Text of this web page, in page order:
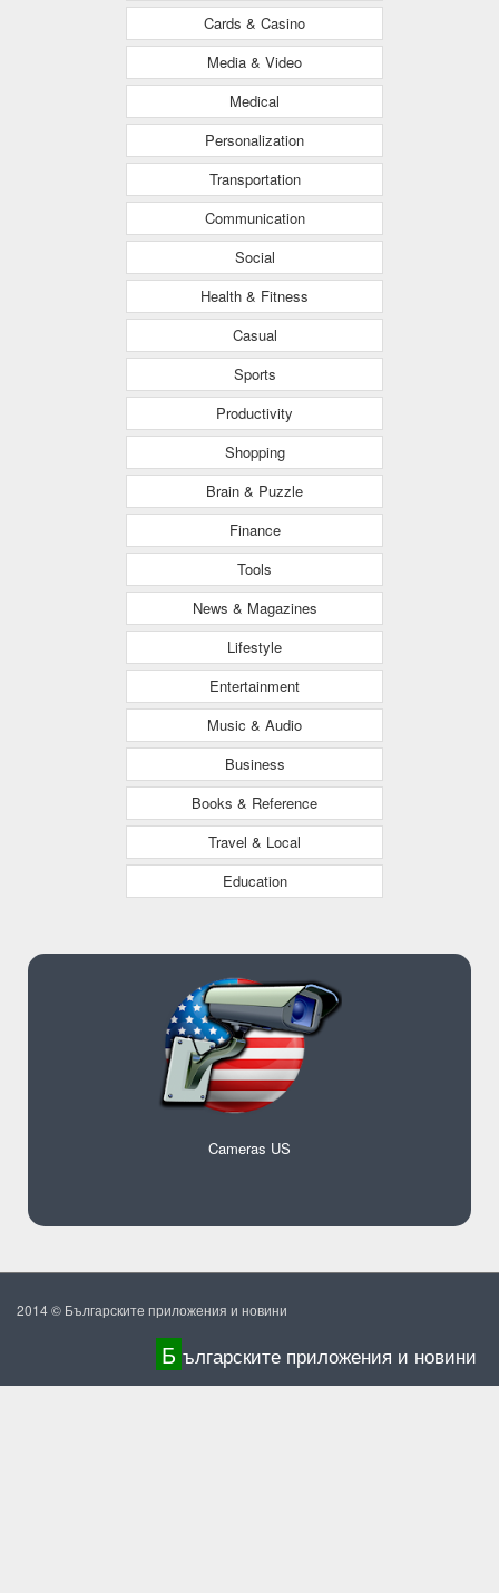
Cards & Casino
Media & Video
Medical
Personalization
Transportation
Communication
Social
Health & Fitness
Casual
Sports
Productivity
Shopping
Brain & Puzzle
Finance
Tools
News & Magazines
Lifestyle
Entertainment
Music & Audio
Business
Books & Reference
Travel & Local
Education
Cameras US
2014 © Българските приложения и новини
Б ългарските приложения и новини